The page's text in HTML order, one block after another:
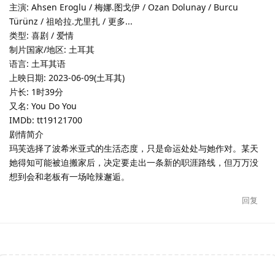
主演: Ahsen Eroglu / 梅娜.图戈伊 / Ozan Dolunay / Burcu
Türünz / 祖哈拉.尤里扎 / 更多...
类型: 喜剧 / 爱情
制片国家/地区: 土耳其
语言: 土耳其语
上映日期: 2023-06-09(土耳其)
片长: 1时39分
又名: You Do You
IMDb: tt19121700
剧情简介
玛芙选择了波希米亚式的生活态度，只是命运处处与她作对。某天
她得知可能被迫搬家后，决定要走出一条新的职涯路线，但万万没
想到会和老板有一场呛辣邂逅。
回复